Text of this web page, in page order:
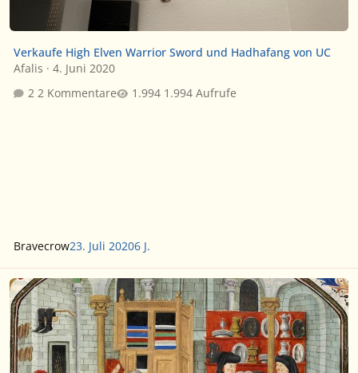
Verkaufe High Elven Warrior Sword und Hadhafang von UC
Afalis · 4. Juni 2020
2 Kommentare
1.994 Aufrufe
Bravecrow23. Juli 20206 J.
Suche die Phiole der Galadriel